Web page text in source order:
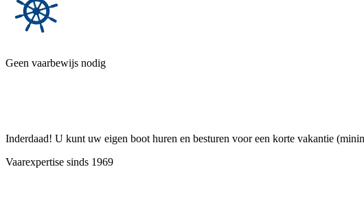
Geen vaarbewijs nodig
Inderdaad! U kunt uw eigen boot huren en besturen voor een korte vakantie
Vaarexpertise sinds 1969